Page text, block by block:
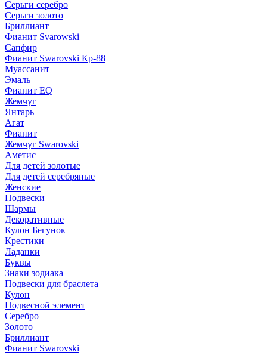
Серьги серебро
Серьги золото
Бриллиант
Фианит Svarowski
Сапфир
Фианит Swarovski Кр-88
Муассанит
Эмаль
Фианит EQ
Жемчуг
Янтарь
Агат
Фианит
Жемчуг Swarovski
Аметис
Для детей золотые
Для детей серебряные
Женские
Подвески
Шармы
Декоративные
Кулон Бегунок
Крестики
Ладанки
Буквы
Знаки зодиака
Подвески для браслета
Кулон
Подвесной элемент
Серебро
Золото
Бриллиант
Фианит Swarovski